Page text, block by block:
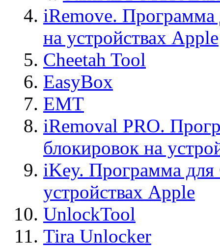
iRemove. Программа
на устройствах Apple
Cheetah Tool
EasyBox
EMT
iRemoval PRO.
блокировок на
iKey. Программа для
устройствах Apple
UnlockTool
Tira Unlocker